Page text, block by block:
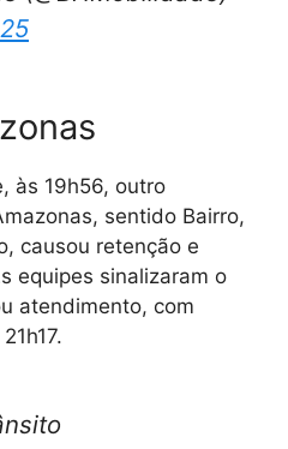
às 19h56, outro
sentido Bairro,
causou retenção e
equipes sinalizaram o
atendimento, com